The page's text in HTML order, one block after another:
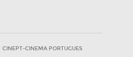
CINEPT-CINEMA PORTUGUES